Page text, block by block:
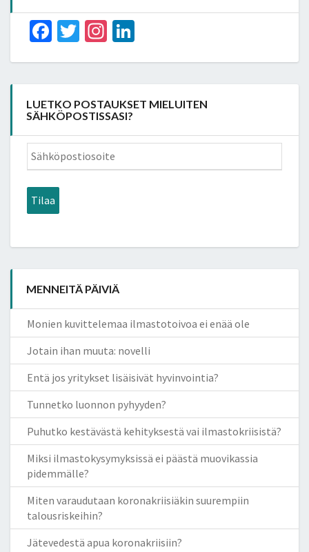
Facebook
TwitterInstagram
LUETKO POSTAUKSET MIELUITEN
SÄHKÖPOSTISSASI?
Sähköpostiosoite
Tilaa
MENNEITÄ PÄIVIÄ
Monien kuvittelemaa ilmastotoivoa ei enää ole
Jotain ihan muuta: novelli
Entä jos yritykset lisäisivät hyvinvointia?
Tunnetko luonnon pyhyyden?
Puhutko kestävästä kehityksestä vai ilmastokriisistä?
Miksi ilmastokysymyksissä ei päästä muovikassia
pidemmälle?
Miten varaudutaan koronakriisiäkin suurempiin
talousriskeihin?
Jätevedestä apua koronakriisiin?